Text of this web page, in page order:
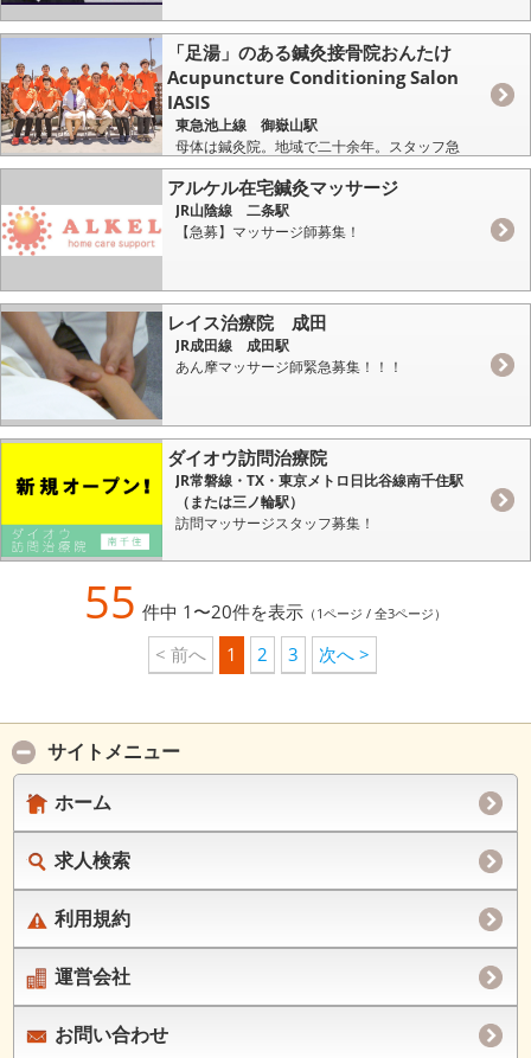
「足湯」のある鍼灸接骨院おんたけ
Acupuncture Conditioning Salon
IASIS
東急池上線 御嶽山駅
母体は鍼灸院。地域で二十余年。スタッフ急
募！！
アルケル在宅鍼灸マッサージ
JR山陰線 二条駅
【急募】マッサージ師募集！
レイス治療院 成田
JR成田線 成田駅
あん摩マッサージ師緊急募集！！！
ダイオウ訪問治療院
JR常磐線・TX・東京メトロ日比谷線南千住駅
（または三ノ輪駅）
訪問マッサージスタッフ募集！
55 件中 1〜20件を表示 （1ページ / 全3ページ）
< 前へ 1 2 3 次へ >
サイトメニュー
ホーム
求人検索
利用規約
運営会社
お問い合わせ